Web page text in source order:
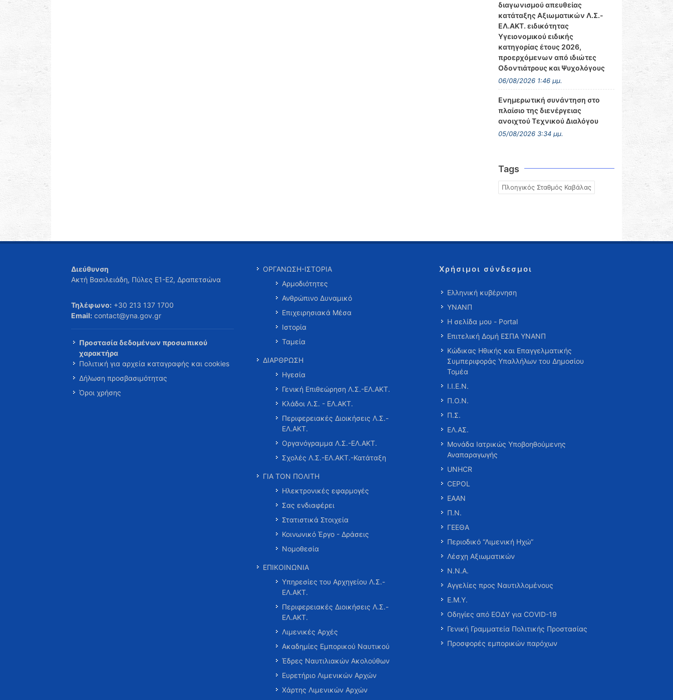
διαγωνισμού απευθείας
κατάταξης Αξιωματικών Λ.Σ.-
ΕΛ.ΑΚΤ. ειδικότητας
Υγειονομικού ειδικής
κατηγορίας έτους 2026,
προερχόμενων από ιδιώτες
Οδοντιάτρους και Ψυχολόγους
06/08/2026 1:46 μμ.
Ενημερωτική συνάντηση στο
πλαίσιο της διενέργειας
ανοιχτού Τεχνικού Διαλόγου
05/08/2026 3:34 μμ.
Tags
Πλοηγικός Σταθμός Καβάλας
Διεύθυνση
Ακτή Βασιλειάδη, Πύλες Ε1-Ε2, Δραπετσώνα
Τηλέφωνο: +30 213 137 1700
Email: contact@yna.gov.gr
Προστασία δεδομένων προσωπικού
χαρακτήρα
Πολιτική για αρχεία καταγραφής και cookies
Δήλωση προσβασιμότητας
Όροι χρήσης
ΟΡΓΑΝΩΣΗ-ΙΣΤΟΡΙΑ
Αρμοδιότητες
Ανθρώπινο Δυναμικό
Επιχειρησιακά Μέσα
Ιστορία
Ταμεία
ΔΙΑΡΘΡΩΣΗ
Ηγεσία
Γενική Επιθεώρηση Λ.Σ.-ΕΛ.ΑΚΤ.
Κλάδοι Λ.Σ. - ΕΛ.ΑΚΤ.
Περιφερειακές Διοικήσεις Λ.Σ.-
ΕΛ.ΑΚΤ.
Οργανόγραμμα Λ.Σ.-ΕΛ.ΑΚΤ.
Σχολές Λ.Σ.-ΕΛ.ΑΚΤ.-Κατάταξη
ΓΙΑ ΤΟΝ ΠΟΛΙΤΗ
Ηλεκτρονικές εφαρμογές
Σας ενδιαφέρει
Στατιστικά Στοιχεία
Κοινωνικό Έργο - Δράσεις
Νομοθεσία
ΕΠΙΚΟΙΝΩΝΙΑ
Υπηρεσίες του Αρχηγείου Λ.Σ.-
ΕΛ.ΑΚΤ.
Περιφερειακές Διοικήσεις Λ.Σ.-
ΕΛ.ΑΚΤ.
Λιμενικές Αρχές
Ακαδημίες Εμπορικού Ναυτικού
Έδρες Ναυτιλιακών Ακολούθων
Ευρετήριο Λιμενικών Αρχών
Χάρτης Λιμενικών Αρχών
Χρήσιμοι σύνδεσμοι
Ελληνική κυβέρνηση
ΥΝΑΝΠ
Η σελίδα μου - Portal
Επιτελική Δομή ΕΣΠΑ ΥΝΑΝΠ
Κώδικας Ηθικής και Επαγγελματικής
Συμπεριφοράς Υπαλλήλων του Δημοσίου
Τομέα
Ι.Ι.Ε.Ν.
Π.Ο.Ν.
Π.Σ.
ΕΛ.ΑΣ.
Μονάδα Ιατρικώς Υποβοηθούμενης
Αναπαραγωγής
UNHCR
CEPOL
ΕΑΑΝ
Π.Ν.
ΓΕΕΘΑ
Περιοδικό “Λιμενική Ηχώ”
Λέσχη Αξιωματικών
Ν.Ν.Α.
Αγγελίες προς Ναυτιλλομένους
Ε.Μ.Υ.
Οδηγίες από ΕΟΔΥ για COVID-19
Γενική Γραμματεία Πολιτικής Προστασίας
Προσφορές εμπορικών παρόχων